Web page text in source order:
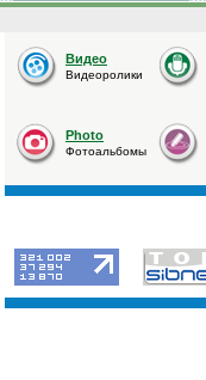
Видео
Видеоролики
Photo
Фотоальбомы